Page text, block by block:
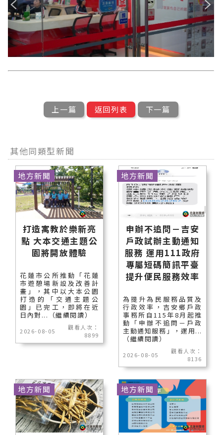
上一篇 返回列表 下一篇
其他同類型新聞
打造寓教於樂新亮
點 大本交通主題公
園將開放體驗
花蓮市公所推動「花蓮
市遊憩場新設及改善計
畫」，其中以大本公園
打造的「交通主題公
園」已完工，即將在近
日內對...（繼續閱讀）
2026-08-05
觀看人次：
8899
地方新聞
申辦不追問－吉安
戶政試辦主動通知
服務 運用111政府
專屬短碼簡訊平臺
提升便民服務效率
為提升為民服務品質及
行政效率，吉安鄉戶政
事務所自115年8月起推
動「申辦不追問－戶政
主動通知服務」，運用...
（繼續閱讀）
2026-08-05
觀看人次：
8136
地方新聞
地方新聞 地方新聞